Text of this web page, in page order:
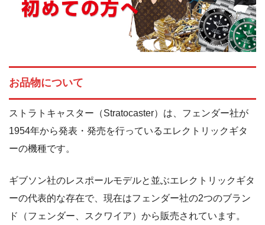
お品物について
ストラトキャスター（Stratocaster）は、フェンダー社が
1954年から発表・発売を行っているエレクトリックギタ
ーの機種です。
ギブソン社のレスポールモデルと並ぶエレクトリックギタ
ーの代表的な存在で、現在はフェンダー社の2つのブラン
ド（フェンダー、スクワイア）から販売されています。